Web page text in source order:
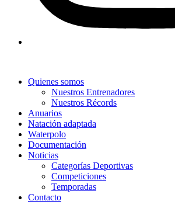
Quienes somos
Nuestros Entrenadores
Nuestros Récords
Anuarios
Natación adaptada
Waterpolo
Documentación
Noticias
Categorías Deportivas
Competiciones
Temporadas
Contacto